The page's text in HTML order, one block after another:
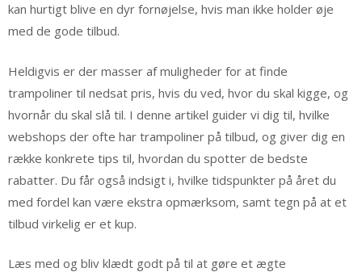
kan hurtigt blive en dyr fornøjelse, hvis man ikke holder øje
med de gode tilbud.
Heldigvis er der masser af muligheder for at finde
trampoliner til nedsat pris, hvis du ved, hvor du skal kigge, og
hvornår du skal slå til. I denne artikel guider vi dig til, hvilke
webshops der ofte har trampoliner på tilbud, og giver dig en
række konkrete tips til, hvordan du spotter de bedste
rabatter. Du får også indsigt i, hvilke tidspunkter på året du
med fordel kan være ekstra opmærksom, samt tegn på at et
tilbud virkelig er et kup.
Læs med og bliv klædt godt på til at gøre et ægte